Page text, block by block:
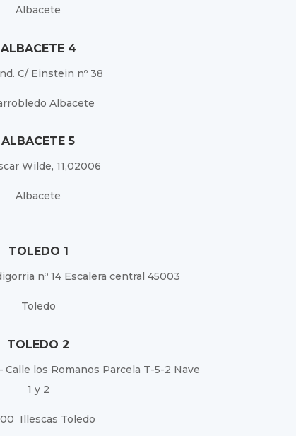
Albacete
ALBACETE 4
C/ Einstein nº 38
Albacete
ALBACETE 5
Wilde, 11,02006
Albacete
TOLEDO 1
nº 14 Escalera central 45003
Toledo
TOLEDO 2
Calle los Romanos Parcela T-5-2 Nave
1 y 2
Illescas Toledo